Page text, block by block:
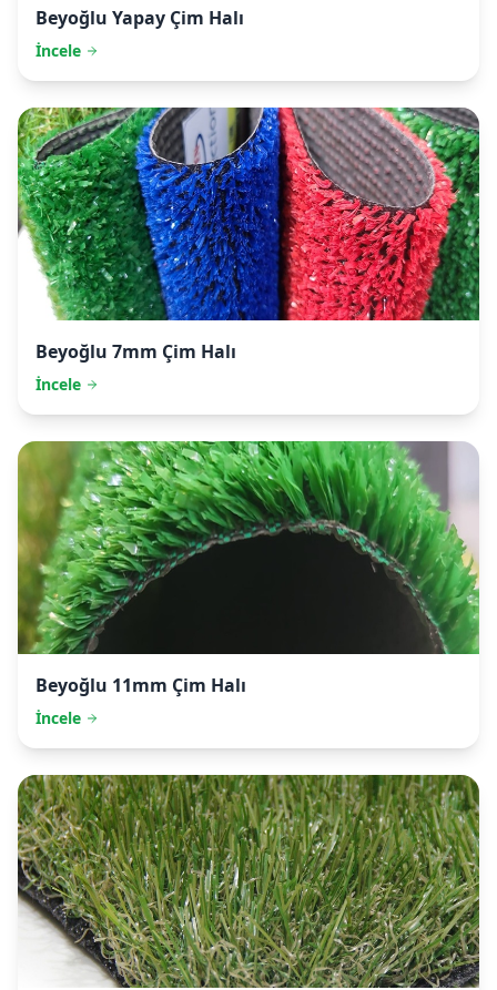
Beyoğlu Yapay Çim Halı
İncele
Beyoğlu 7mm Çim Halı
İncele
Beyoğlu 11mm Çim Halı
İncele